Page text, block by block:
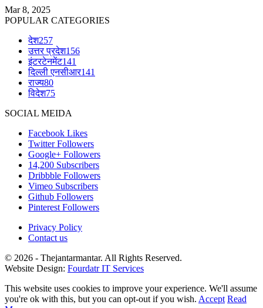
Mar 8, 2025
POPULAR CATEGORIES
देश257
उत्तर प्रदेश156
इंटरटेनमेंट141
दिल्ली एनसीआर141
राज्य80
विदेश75
SOCIAL MEIDA
Facebook Likes
Twitter Followers
Google+ Followers
14,200 Subscribers
Dribbble Followers
Vimeo Subscribers
Github Followers
Pinterest Followers
Privacy Policy
Contact us
© 2026 - Thejantarmantar. All Rights Reserved.
Website Design: Fourdatr IT Services
This website uses cookies to improve your experience. We'll assume
you're ok with this, but you can opt-out if you wish. Accept Read